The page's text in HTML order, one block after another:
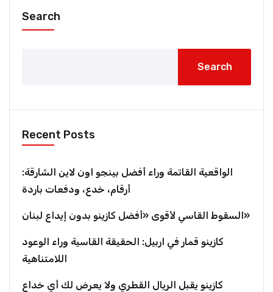
Search
Search
Recent Posts
الواقعية القاتمة وراء أفضل بينجو اون لاين الشارقة:
أرقام، خدع، ودفعات باردة
السقوط القاسي لأقوى «أفضل كازينو بدون إيداع لبنان»
كازينو قمار في اربيل: الحقيقة القاسية وراء الوعود
اللامتناهية
كازينو يقبل الريال القطري ولا يعرض لك أي خداع